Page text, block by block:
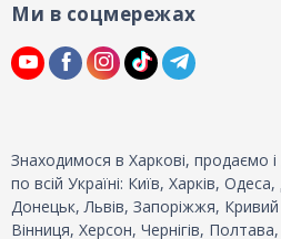
Ми в соцмережах
Знаходимося в Харкові, продаємо
по всій Україні: Київ, Харків,
Донецьк, Львів, Запоріжжя,
Вінниця, Херсон, Чернігів,